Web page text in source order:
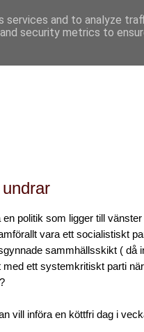
en politik som ligger till
vara ett socialistiskt
sammhällsskikt ( då
ett systemkritiskt parti
vill införa en köttfri dag i
and to analyze
security metrics to